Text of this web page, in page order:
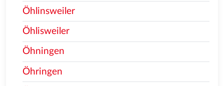
Öhlinsweiler
Öhlisweiler
Öhningen
Öhringen